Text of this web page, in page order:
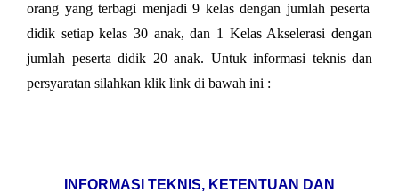
orang yang terbagi menjadi 9 kelas dengan jumlah peserta
didik setiap kelas 30 anak, dan 1 Kelas Akselerasi dengan
jumlah peserta didik 20 anak. Untuk informasi teknis dan
persyaratan silahkan klik link di bawah ini :
INFORMASI TEKNIS, KETENTUAN DAN